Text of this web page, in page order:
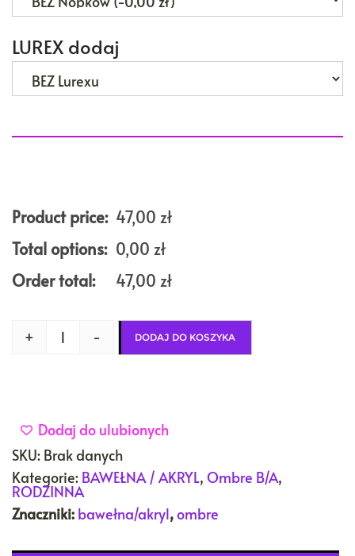
LUREX dodaj
Product price: 47,00 zł
Total options: 0,00 zł
Order total:
47,00 zł
+ - DODAJ DO KOSZYKA
Dodaj do ulubionych
SKU: Brak danych
Kategorie: BAWEŁNA / AKRYL, Ombre B/A,
RODZINNA
Znaczniki: bawełna/akryl,ombre